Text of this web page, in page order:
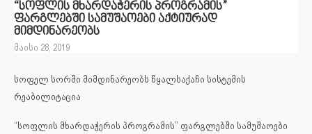
“სოფლის მხარდაჭერის პროგრამის”
ფარგლებში სამუშაოები აქტიურად
მიმდინარეობს
მაისი 28, 2019
სოფელ სორში მიმდინარეობს წყალსაქაჩი სისტემის
რეაბილიტაცია
“სოფლის მხარდაჭერის პროგრამის” ფარგლებში სამუშაოები